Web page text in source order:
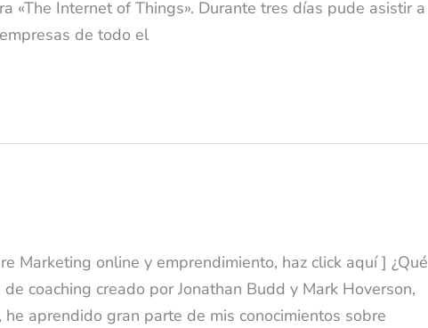
«The Internet of Things». Durante tres días pude asistir a
de todo el
Marketing online y emprendimiento, haz click aquí ] ¿Qué
coaching creado por Jonathan Budd y Mark Hoverson,
aprendido gran parte de mis conocimientos sobre